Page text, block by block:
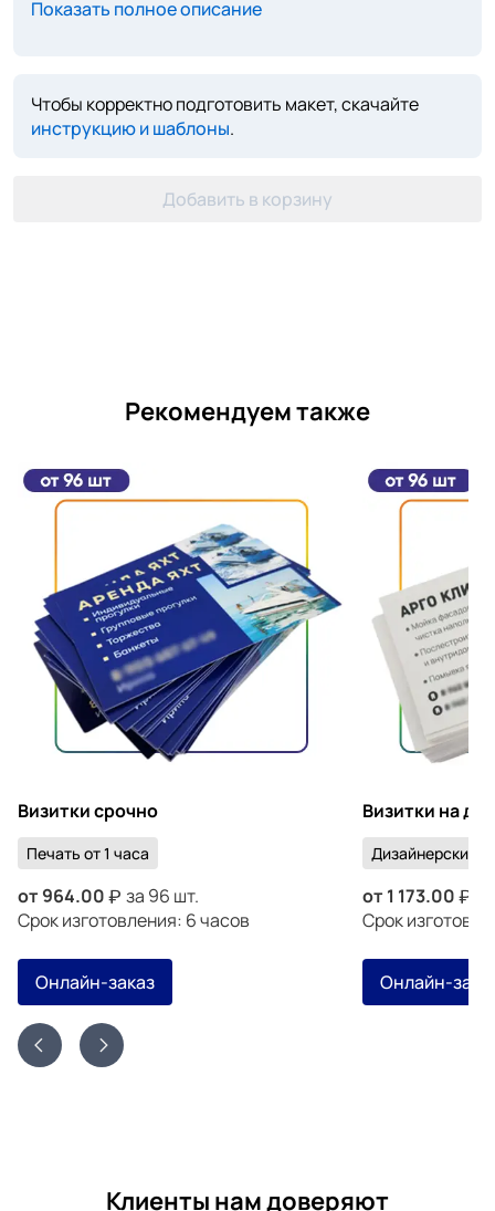
Показать полное описание
Чтобы корректно подготовить макет, скачайте
инструкцию и шаблоны.
Добавить в корзину
Рекомендуем также
Визитки срочно
Печать от 1 часа
от964.00
за 96 шт.
Срок изготовления: 6 часов
Онлайн-заказ
Визитки на
Дизайнерский
от 1 173.00
Срок
Онлайн-
Клиенты нам доверяют